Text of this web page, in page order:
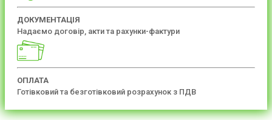
ДОКУМЕНТАЦІЯ
Надаємо договір, акти та рахунки-фактури
ОПЛАТА
Готівковий та безготівковий розрахунок з ПДВ